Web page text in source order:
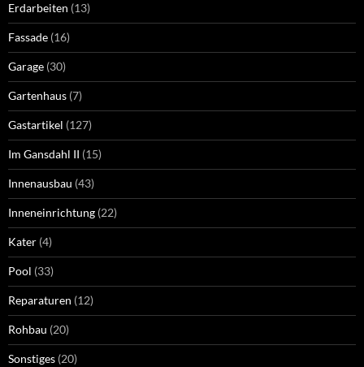
Erdarbeiten (13)
Fassade (16)
Garage (30)
Gartenhaus (7)
Gastartikel (127)
Im Gansdahl II (15)
Innenausbau (43)
Inneneinrichtung (22)
Kater (4)
Pool (33)
Reparaturen (12)
Rohbau (20)
Sonstiges (20)